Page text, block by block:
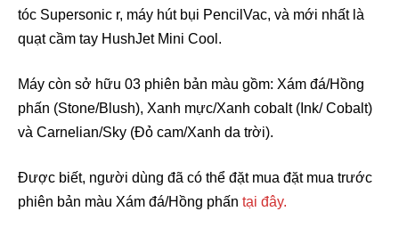
tóc Supersonic r, máy hút bụi PencilVac, và mới nhất là
quạt cầm tay HushJet Mini Cool.
Máy còn sở hữu 03 phiên bản màu gồm: Xám đá/Hồng
phấn (Stone/Blush), Xanh mực/Xanh cobalt (Ink/ Cobalt)
và Carnelian/Sky (Đỏ cam/Xanh da trời).
Được biết, người dùng đã có thể đặt mua đặt mua trước
phiên bản màu Xám đá/Hồng phấn tại đây.